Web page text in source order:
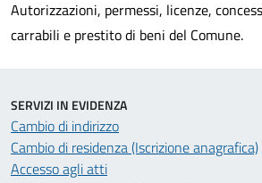
Autorizzazioni, permessi, licenze,
carrabili e prestito di beni del Comune.
SERVIZI IN EVIDENZA
Cambio di indirizzo
Cambio di residenza (Iscrizione anagrafica)
Accesso agli atti